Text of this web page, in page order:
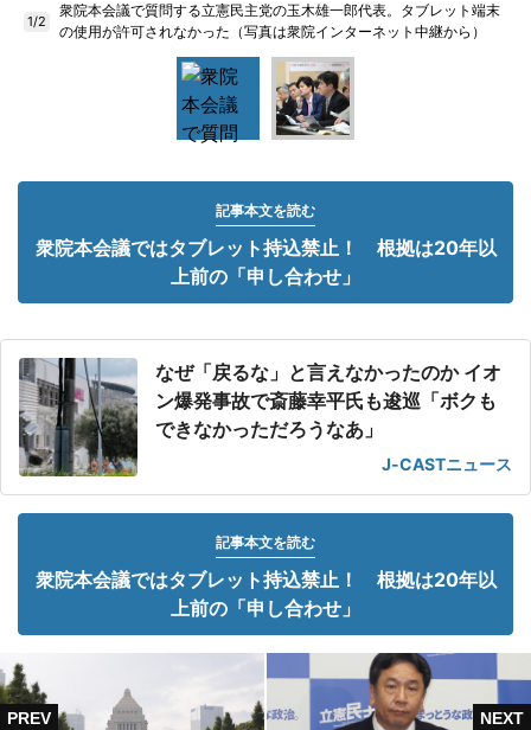
1/2
衆院本会議で質問する立憲民主党の玉木雄一郎代表。タブレット端末
の使用が許可されなかった（写真は衆院インターネット中継から）
記事本文を読む
衆院本会議ではタブレット持込禁止！ 根拠は20年以
上前の「申し合わせ」
なぜ「戻るな」と言えなかったのか イオ
ン爆発事故で斎藤幸平氏も逡巡「ボクも
できなかっただろうなあ」
J-CASTニュース
記事本文を読む
衆院本会議ではタブレット持込禁止！ 根拠は20年以
上前の「申し合わせ」